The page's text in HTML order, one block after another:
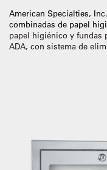
American Specialties, Inc.
combinadas de papel
papel higiénico y fundas
ADA, con sistema de